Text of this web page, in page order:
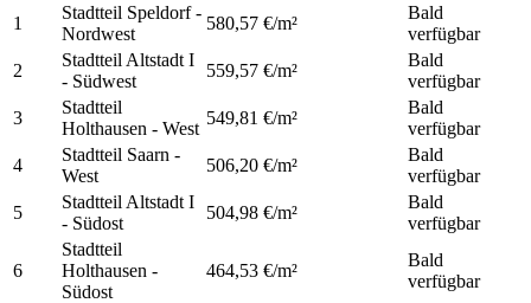
1
Stadtteil Speldorf -
Nordwest
580,57 €/m²
Bald
verfügbar
2
Stadtteil Altstadt I
- Südwest
559,57 €/m²
Bald
verfügbar
3
Stadtteil
Holthausen - West
549,81 €/m²
Bald
verfügbar
4
Stadtteil Saarn -
West
506,20 €/m²
Bald
verfügbar
5
Stadtteil Altstadt I
- Südost
504,98 €/m²
Bald
verfügbar
6
Stadtteil
Holthausen -
Südost
464,53 €/m²
Bald
verfügbar